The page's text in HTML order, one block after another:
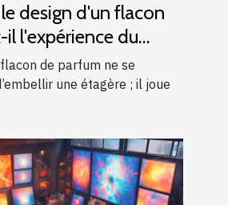
design d'un flacon
l'expérience du
flacon de parfum ne se
une étagère ; il joue